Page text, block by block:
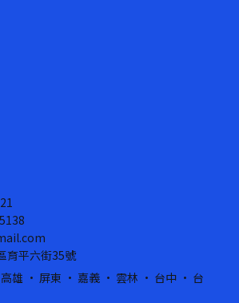
育平六街35號
雄 · 屏東 · 嘉義 · 雲林 · 台中 · 台